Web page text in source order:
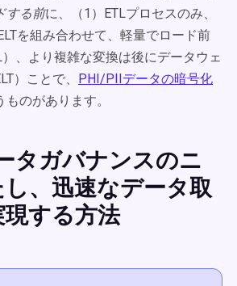
する前に、（1）ETLプロセスのみ、
を組み合わせて、軽量でロード前
、より複雑な変換は後にデータウェ
）ことで、 PHI/PIIデータの暗号化
ものがあります。
タガバナンスのニ
、迅速なデータ取
する方法